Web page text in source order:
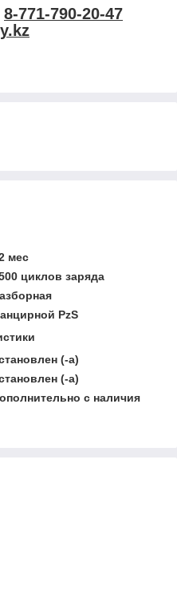
8-771-790-20-47
мес
циклов заряда
PzS
(-а)
(-а)
с наличия